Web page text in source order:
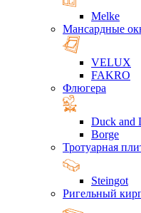
Melke
Мансардные
VELUX
FAKRO
Флюгера
Duck and
Borge
Тротуарная
Steingot
Ригельный